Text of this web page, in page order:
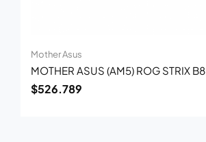
Mother Asus
MOTHER ASUS (AM5) ROG STRIX B8
$526.789